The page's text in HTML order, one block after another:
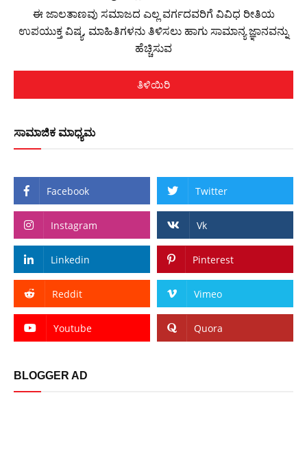
ಈ ಜಾಲತಾಣವು ಸಮಾಜದ ಎಲ್ಲ ವರ್ಗದವರಿಗೆ ವಿವಿಧ ರೀತಿಯ
ಉಪಯುಕ್ತ ವಿಷ್ಯ, ಮಾಹಿತಿಗಳನು ತಿಳಿಸಲು ಹಾಗು ಸಾಮಾನ್ಯ ಜ್ಞಾನವನ್ನು
ಹೆಚ್ಚಿಸುವ
ತಿಳಿಯಿರಿ
ಸಾಮಾಜಿಕ ಮಾಧ್ಯಮ
Facebook Twitter
Instagram Vk
Linkedin Pinterest
Reddit Vimeo
Youtube Quora
BLOGGER AD